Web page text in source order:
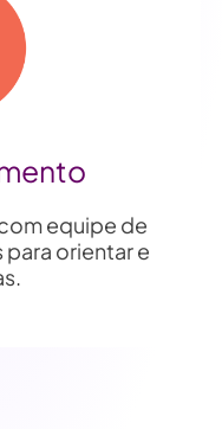
equipe de
orientar e